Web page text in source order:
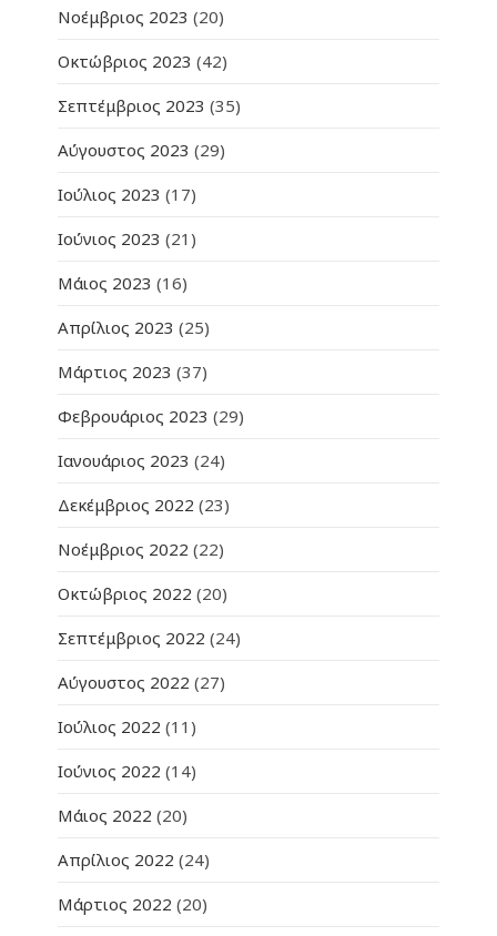
Νοέμβριος 2023 (20)
Οκτώβριος 2023 (42)
Σεπτέμβριος 2023 (35)
Αύγουστος 2023 (29)
Ιούλιος 2023 (17)
Ιούνιος 2023 (21)
Μάιος 2023 (16)
Απρίλιος 2023 (25)
Μάρτιος 2023 (37)
Φεβρουάριος 2023 (29)
Ιανουάριος 2023 (24)
Δεκέμβριος 2022 (23)
Νοέμβριος 2022 (22)
Οκτώβριος 2022 (20)
Σεπτέμβριος 2022 (24)
Αύγουστος 2022 (27)
Ιούλιος 2022 (11)
Ιούνιος 2022 (14)
Μάιος 2022 (20)
Απρίλιος 2022 (24)
Μάρτιος 2022 (20)